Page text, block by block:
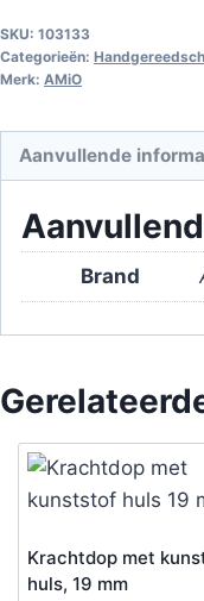
SKU: 103133
Categorieën:
Merk: AMiO
Aanvullende
Brand
Krachtdop met
huls, 19 mm